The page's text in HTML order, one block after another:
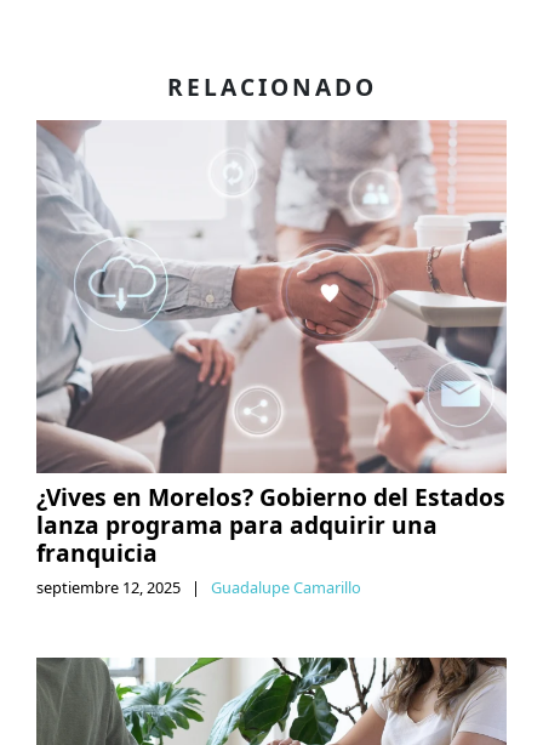
RELACIONADO
¿Vives en Morelos? Gobierno del Estados
lanza programa para adquirir una
franquicia
septiembre 12, 2025 | Guadalupe Camarillo